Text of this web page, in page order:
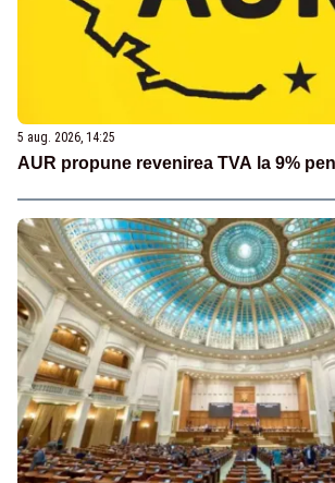
5 aug. 2026, 14:25
AUR propune revenirea TVA la 9%